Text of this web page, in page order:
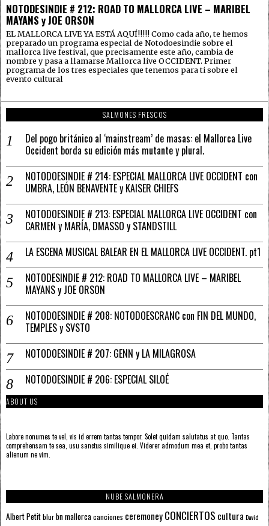
NOTODESINDIE # 212: ROAD TO MALLORCA LIVE – MARIBEL
MAYANS y JOE ORSON
EL MALLORCA LIVE YA ESTÁ AQUÍ!!!!! Como cada año, te hemos
preparado un programa especial de Notodoesindie sobre el
mallorca live festival, que precisamente este año, cambia de
nombre y pasa a llamarse Mallorca live OCCIDENT. Primer
programa de los tres especiales que tenemos para ti sobre el
evento cultural
SALMONES FRESCOS
Del pogo británico al ‘mainstream’ de masas: el Mallorca Live
Occident borda su edición más mutante y plural.
NOTODOESINDIE # 214: ESPECIAL MALLORCA LIVE OCCIDENT con
UMBRA, LEÓN BENAVENTE y KAISER CHIEFS
NOTODOESINDIE # 213: ESPECIAL MALLORCA LIVE OCCIDENT con
CARMEN y MARÍA, DMASSO y STANDSTILL
LA ESCENA MUSICAL BALEAR EN EL MALLORCA LIVE OCCIDENT. pt1
NOTODESINDIE # 212: ROAD TO MALLORCA LIVE – MARIBEL
MAYANS y JOE ORSON
NOTODOESINDIE # 208: NOTODOESCRANC con FIN DEL MUNDO,
TEMPLES y SVSTO
NOTODOESINDIE # 207: GENN y LA MILAGROSA
NOTODOESINDIE # 206: ESPECIAL SILOÉ
ABOUT US
Labore nonumes te vel, vis id errem tantas tempor. Solet quidam salutatus at quo. Tantas
comprehensam te sea, usu sanctus similique ei. Viderer admodum mea et, probo tantas
alienum ne vim.
NUBE SALMONERA
Albert Petitblurbn mallorcacanciones ceremoneyCONCIERTOS cultura David